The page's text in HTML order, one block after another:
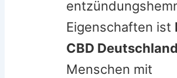
Eigenschaften ist
CBD Deutschland
Menschen mit